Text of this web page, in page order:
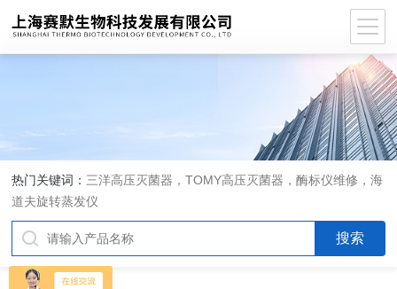
热门关键词： 三洋高压灭菌器，TOMY高压灭菌器，酶标仪维修，海
道夫旋转蒸发仪